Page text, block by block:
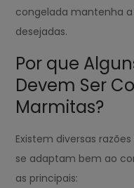
congelada mantenha
desejadas.
Por que
Devem Ser
Marmitas?
Existem diversas
se adaptam bem ao
as principais: